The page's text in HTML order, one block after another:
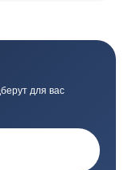
для вас